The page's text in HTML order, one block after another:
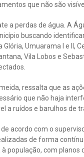
que não são
a perdas de água. A
buscando
Umuarama I e II,
Vila Lobos e
ressalta que as
que não haja
a ruídos e barulhos de
acordo com o
de forma
população, com